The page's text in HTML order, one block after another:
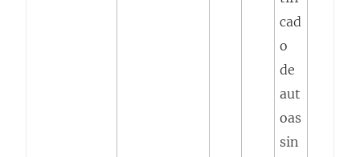
cad
o
de
aut
oas
sin